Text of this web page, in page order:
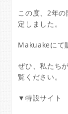
この度、2年
定しました。
Makuakeにて
ぜひ、私たち
覧ください。
▼特設サイト